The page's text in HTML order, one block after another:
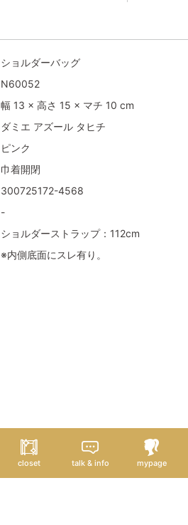
ショルダーバッグ
N60052
幅 13 × 高さ 15 × マチ 10 cm
ダミエ アズール タヒチ
ピンク
巾着開閉
300725172-4568
-
ショルダーストラップ：112cm
※内側底面にスレ有り。
closet talk & info mypage